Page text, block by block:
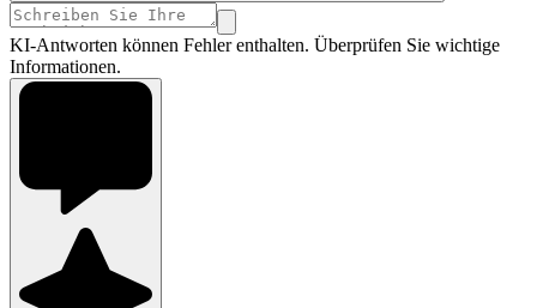
KI-Antworten können Fehler enthalten. Überprüfen Sie wichtige
Informationen.